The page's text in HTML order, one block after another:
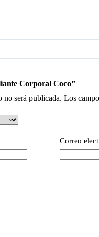
Corporal Coco”
no será publicada. Los
Correo